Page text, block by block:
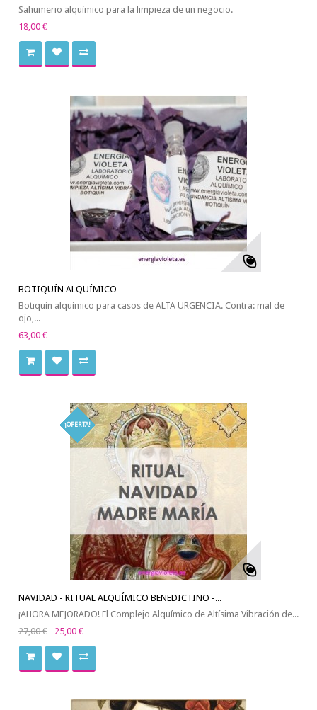
Sahumerio alquímico para la limpieza de un negocio.
18,00 €
BOTIQUÍN ALQUÍMICO
Botiquín alquímico para casos de ALTA URGENCIA. Contra: mal de
ojo,...
63,00 €
¡OFERTA!
NAVIDAD - RITUAL ALQUÍMICO BENEDICTINO -...
¡AHORA MEJORADO! El Complejo Alquímico de Altísima Vibración de...
27,00 €
25,00 €